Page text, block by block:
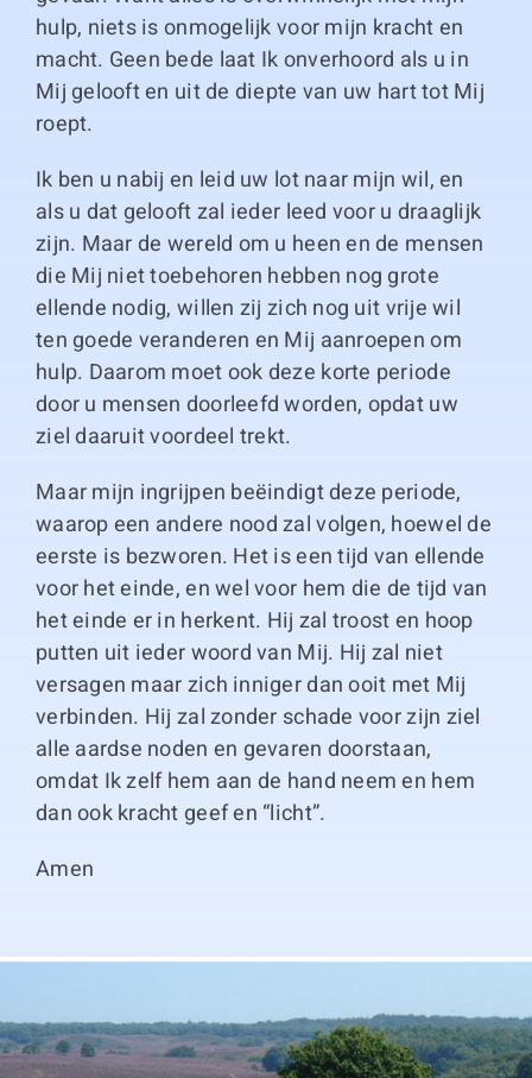
hulp, niets is onmogelijk voor mijn kracht en
macht. Geen bede laat Ik onverhoord als u in
Mij gelooft en uit de diepte van uw hart tot Mij
roept.
Ik ben u nabij en leid uw lot naar mijn wil, en
als u dat gelooft zal ieder leed voor u draaglijk
zijn. Maar de wereld om u heen en de mensen
die Mij niet toebehoren hebben nog grote
ellende nodig, willen zij zich nog uit vrije wil
ten goede veranderen en Mij aanroepen om
hulp. Daarom moet ook deze korte periode
door u mensen doorleefd worden, opdat uw
ziel daaruit voordeel trekt.
Maar mijn ingrijpen beëindigt deze periode,
waarop een andere nood zal volgen, hoewel de
eerste is bezworen. Het is een tijd van ellende
voor het einde, en wel voor hem die de tijd van
het einde er in herkent. Hij zal troost en hoop
putten uit ieder woord van Mij. Hij zal niet
versagen maar zich inniger dan ooit met Mij
verbinden. Hij zal zonder schade voor zijn ziel
alle aardse noden en gevaren doorstaan,
omdat Ik zelf hem aan de hand neem en hem
dan ook kracht geef en “licht”.
Amen